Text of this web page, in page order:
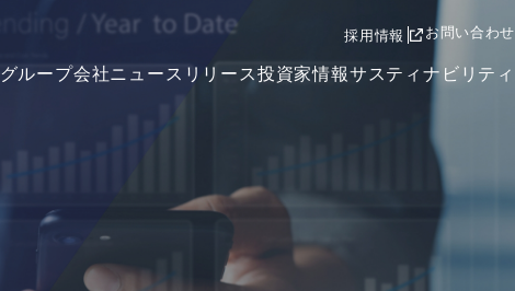
採用情報 お問い合わせ
グループ会社ニュースリリース投資家情報サスティナビリティ